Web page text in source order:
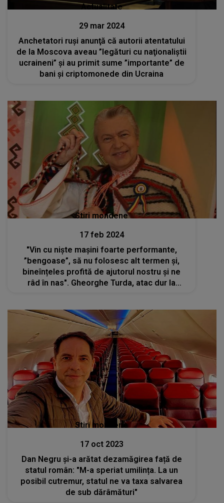
Actualitate
29 mar 2024
Anchetatori ruşi anunţă că autorii atentatului
de la Moscova aveau ”legături cu naţionaliştii
ucraineni” şi au primit sume ”importante” de
bani şi criptomonede din Ucraina
Stiri mondene
17 feb 2024
"Vin cu niște mașini foarte performante,
”bengoase”, să nu folosesc alt termen și,
bineînțeles profită de ajutorul nostru și ne
râd în nas". Gheorghe Turda, atac dur la
Stiri mondene
17 oct 2023
Dan Negru și-a arătat dezamăgirea față de
statul român: "M-a speriat umilința. La un
posibil cutremur, statul ne va taxa salvarea
de sub dărâmături"